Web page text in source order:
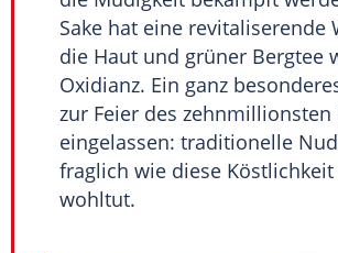
Sake hat eine revitaliserende
die Haut und grüner Bergtee
Oxidianz. Ein ganz
zur Feier des zehnmillionsten
eingelassen: traditionelle
fraglich wie diese
wohltut.